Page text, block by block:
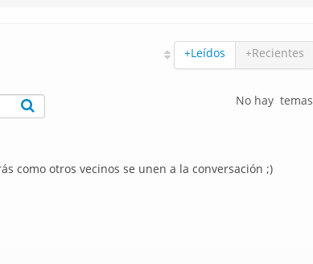
+Leídos +Recientes
No hay temas
como otros vecinos se unen a la conversación ;)